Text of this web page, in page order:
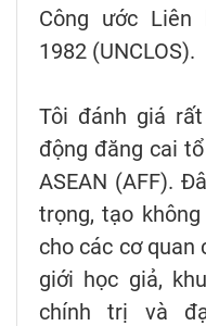
Công ước Liên
1982 (UNCLOS).
Tôi đánh giá
động đăng cai
ASEAN (AFF).
trọng, tạo
cho các cơ quan
giới học giả,
chính trị và